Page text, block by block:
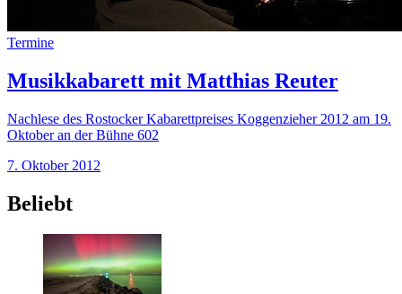
Termine
Musikkabarett mit Matthias Reuter
Nachlese des Rostocker Kabarettpreises Koggenzieher 2012 am 19.
Oktober an der Bühne 602
7. Oktober 2012
Beliebt